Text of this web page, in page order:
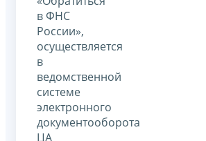
в ФНС
России»,
осуществляется
в
ведомственной
системе
электронного
документооборота
ЦА